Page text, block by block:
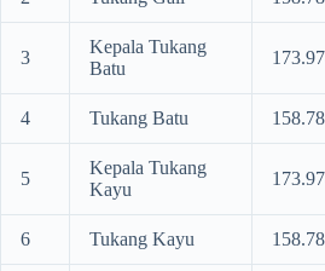
3
Kepala Tukang
Batu
4 Tukang Batu
5
Kepala Tukang
Kayu
6 Tukang Kayu